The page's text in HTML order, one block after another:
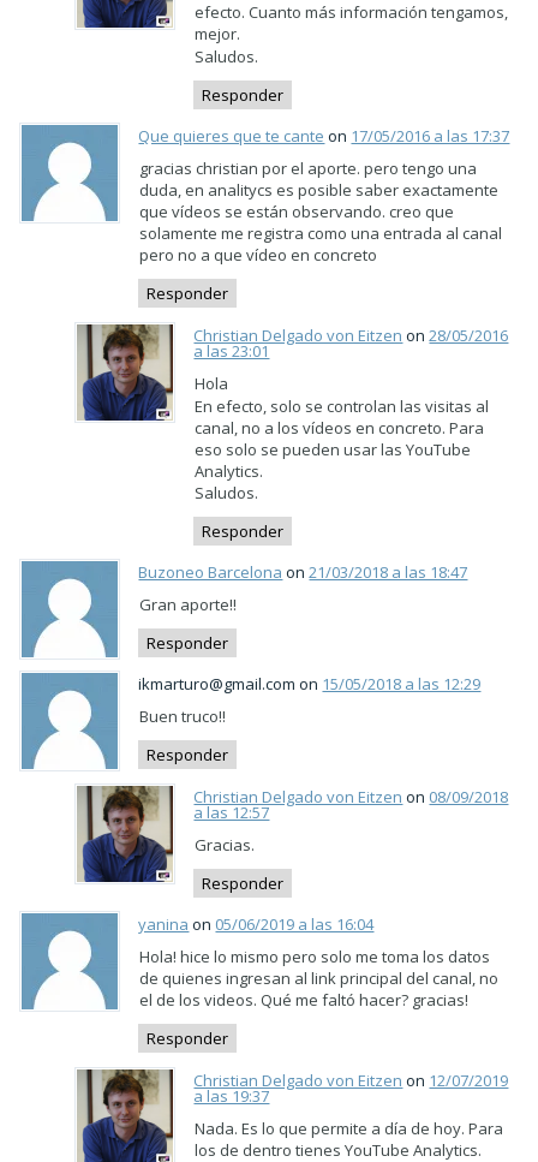
efecto. Cuanto más información tengamos,
mejor.
Saludos.
Responder
Que quieres que te cante on 17/05/2016 a las 17:37
gracias christian por el aporte. pero tengo una
duda, en analitycs es posible saber exactamente
que vídeos se están observando. creo que
solamente me registra como una entrada al canal
pero no a que vídeo en concreto
Responder
Christian Delgado von Eitzen on28/05/2016
a las 23:01
Hola
En efecto, solo se controlan las visitas al
canal, no a los vídeos en concreto. Para
eso solo se pueden usar las YouTube
Analytics.
Saludos.
Responder
Buzoneo Barcelona on21/03/2018 a las 18:47
Gran aporte!!
Responder
ikmarturo@gmail.com on 15/05/2018 a las 12:29
Buen truco!!
Responder
Christian Delgado von Eitzen on 08/09/2018
a las 12:57
Gracias.
Responder
yanina on 05/06/2019 a las 16:04
Hola! hice lo mismo pero solo me toma los datos
de quienes ingresan al link principal del canal, no
el de los videos. Qué me faltó hacer? gracias!
Responder
Christian Delgado von Eitzen on 12/07/2019
a las 19:37
Nada. Es lo que permite a día de hoy. Para
los de dentro tienes YouTube Analytics.